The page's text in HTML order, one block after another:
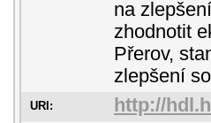
na
zhodnotit
Přerov,
zlepšení
URI: http://